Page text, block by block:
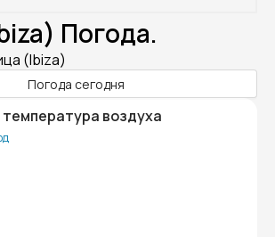
Погода.
(Ibiza)
Погода сегодня
воздуха